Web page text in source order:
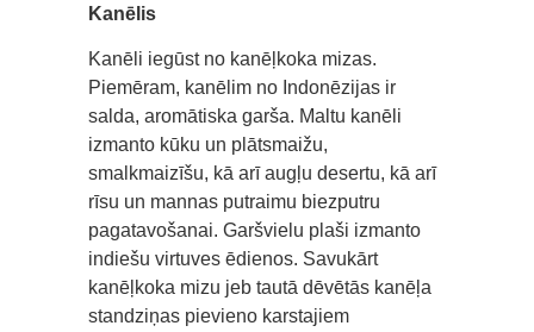
Kanēlis
Kanēli iegūst no kanēļkoka mizas.
Piemēram, kanēlim no Indonēzijas ir
salda, aromātiska garša. Maltu kanēli
izmanto kūku un plātsmaižu,
smalkmaizīšu, kā arī augļu desertu, kā arī
rīsu un mannas putraimu biezputru
pagatavošanai. Garšvielu plaši izmanto
indiešu virtuves ēdienos. Savukārt
kanēļkoka mizu jeb tautā dēvētās kanēļa
standziņas pievieno karstajiem